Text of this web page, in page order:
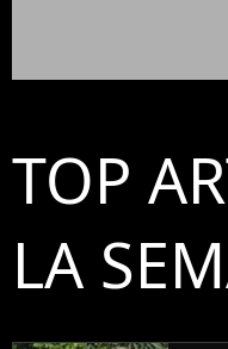
TOP
LA